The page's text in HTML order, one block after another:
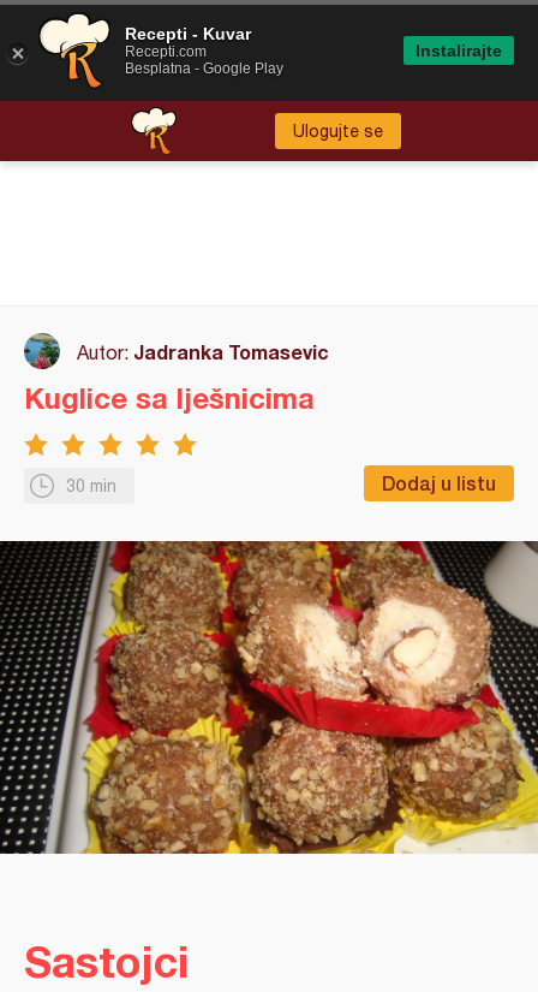
Ulogujte se
Autor: Jadranka Tomasevic
30 min Dodaj u listu
Kuglice sa lješnicima
Sastojci
Recepti - Kuvar
Recepti.com
Besplatna - Google Play
Instalirajte